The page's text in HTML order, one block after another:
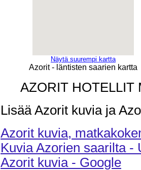
Näytä suurempi kartta
Azorit - läntisten saarien kartta
AZORIT HOTELLIT
Lisää Azorit kuvia ja
Azorit kuvia,
Kuvia Azorien saarilta -
Azorit kuvia - Google